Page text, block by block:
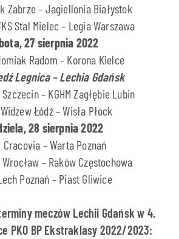
Zabrze – Jagiellonia Białystok
Stal Mielec – Legia Warszawa
27 sierpnia 2022
Radom – Korona Kielce
Legnica – Lechia Gdańsk
– KGHM Zagłębie Lubin
Łódź – Wisła Płock
28 sierpnia 2022
Cracovia – Warta Poznań
– Raków Częstochowa
Poznań – Piast Gliwice
meczów Lechii Gdańsk w 4.
PKO BP Ekstraklasy 2022/2023: